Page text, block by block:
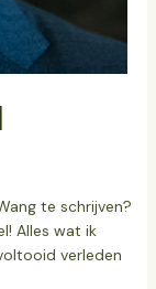
te schrijven?
Alles wat ik
verleden